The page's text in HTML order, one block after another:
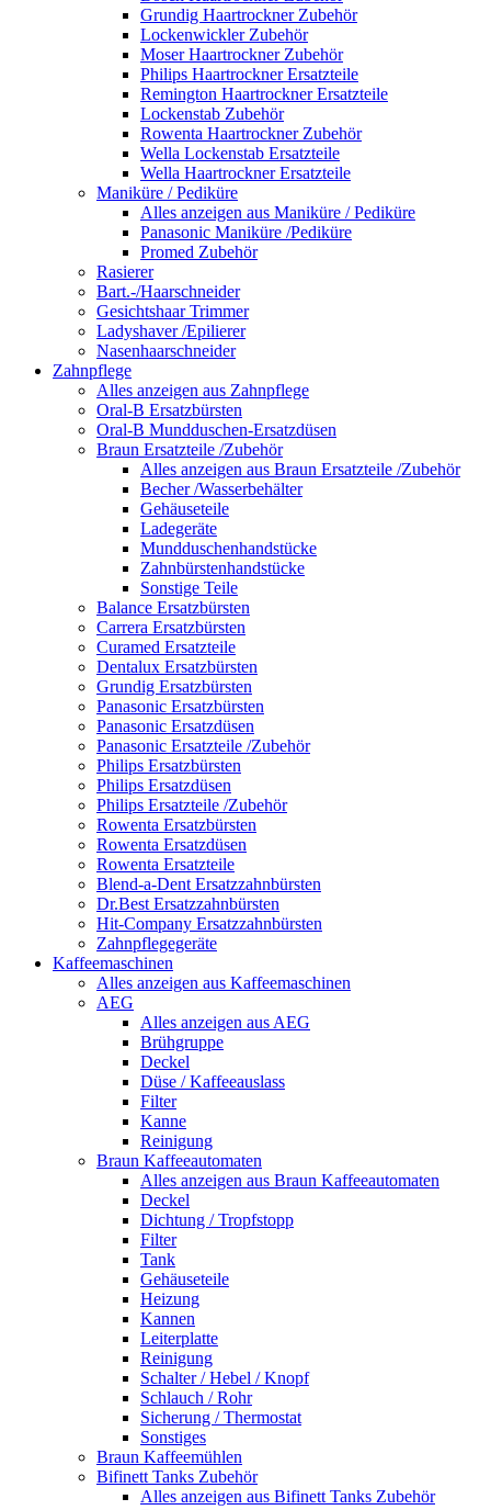
Grundig Haartrockner Zubehör
Lockenwickler Zubehör
Moser Haartrockner Zubehör
Philips Haartrockner Ersatzteile
Remington Haartrockner Ersatzteile
Lockenstab Zubehör
Rowenta Haartrockner Zubehör
Wella Lockenstab Ersatzteile
Wella Haartrockner Ersatzteile
Maniküre / Pediküre
Alles anzeigen aus Maniküre / Pediküre
Panasonic Maniküre /Pediküre
Promed Zubehör
Rasierer
Bart.-/Haarschneider
Gesichtshaar Trimmer
Ladyshaver /Epilierer
Nasenhaarschneider
Zahnpflege
Alles anzeigen aus Zahnpflege
Oral-B Ersatzbürsten
Oral-B Mundduschen-Ersatzdüsen
Braun Ersatzteile /Zubehör
Alles anzeigen aus Braun Ersatzteile /Zubehör
Becher /Wasserbehälter
Gehäuseteile
Ladegeräte
Mundduschenhandstücke
Zahnbürstenhandstücke
Sonstige Teile
Balance Ersatzbürsten
Carrera Ersatzbürsten
Curamed Ersatzteile
Dentalux Ersatzbürsten
Grundig Ersatzbürsten
Panasonic Ersatzbürsten
Panasonic Ersatzdüsen
Panasonic Ersatzteile /Zubehör
Philips Ersatzbürsten
Philips Ersatzdüsen
Philips Ersatzteile /Zubehör
Rowenta Ersatzbürsten
Rowenta Ersatzdüsen
Rowenta Ersatzteile
Blend-a-Dent Ersatzzahnbürsten
Dr.Best Ersatzzahnbürsten
Hit-Company Ersatzzahnbürsten
Zahnpflegegeräte
Kaffeemaschinen
Alles anzeigen aus Kaffeemaschinen
AEG
Alles anzeigen aus AEG
Brühgruppe
Deckel
Düse / Kaffeeauslass
Filter
Kanne
Reinigung
Braun Kaffeeautomaten
Alles anzeigen aus Braun Kaffeeautomaten
Deckel
Dichtung / Tropfstopp
Filter
Tank
Gehäuseteile
Heizung
Kannen
Leiterplatte
Reinigung
Schalter / Hebel / Knopf
Schlauch / Rohr
Sicherung / Thermostat
Sonstiges
Braun Kaffeemühlen
Bifinett Tanks Zubehör
Alles anzeigen aus Bifinett Tanks Zubehör